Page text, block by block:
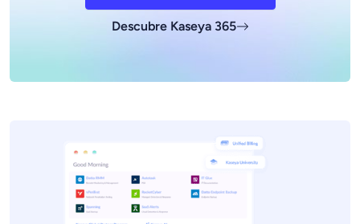
Descubre Kaseya 365